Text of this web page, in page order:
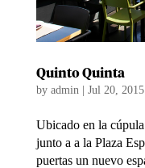
Quinto Quinta
by admin | Jul 20, 2015
Ubicado en la
junto a a la Plaza
puertas un nuevo